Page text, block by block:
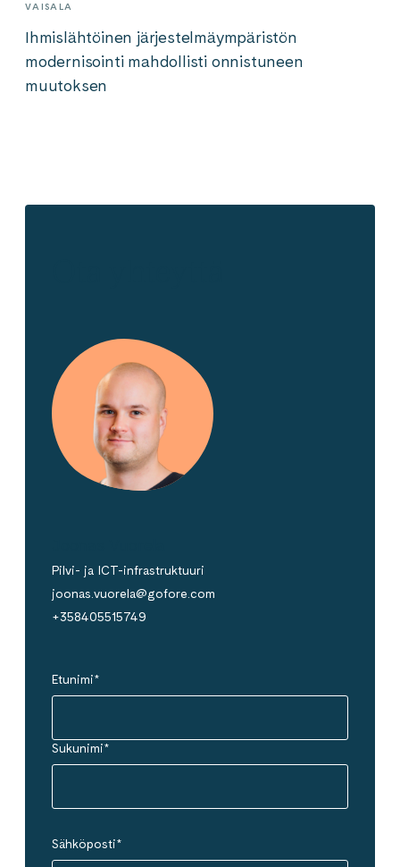
VAISALA
Ihmislähtöinen järjestelmäympäristön
modernisointi mahdollisti onnistuneen
muutoksen
Pilvi- ja ICT-infrastruktuuri
joonas.vuorela@gofore.com
+358405515749
Etunimi*
Sukunimi*
Sähköposti*